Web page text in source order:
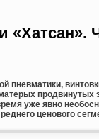
«Хатсан».
пневматики,
уже явно
ценового